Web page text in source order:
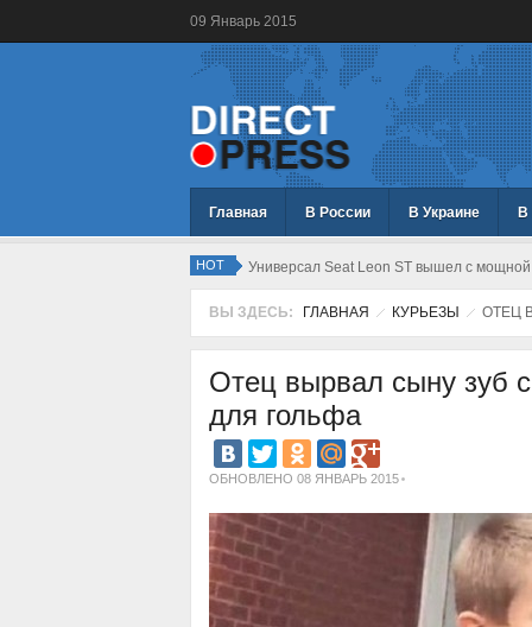
09 Январь 2015
Главная В России В Украине В
HOT Универсал Seat Leon ST вышел с
ВЫ ЗДЕСЬ: ГЛАВНАЯ КУРЬЕЗЫ ОТЕЦ
Отец вырвал сыну зуб
для гольфа
ОБНОВЛЕНО 08 ЯНВАРЬ 2015